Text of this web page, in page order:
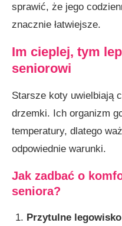
sprawić, że jego
znacznie łatwiejsze.
Im cieplej, tym
seniorowi
Starsze koty uwielbiają
drzemki. Ich organizm
temperatury, dlatego
odpowiednie warunki.
Jak zadbać o
seniora?
Przytulne legowisko